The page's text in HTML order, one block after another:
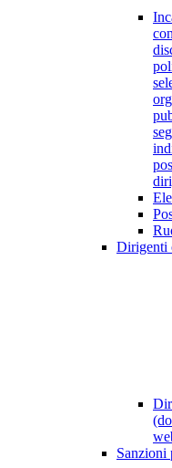
Dirigenti
Sanzioni